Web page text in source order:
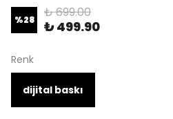
%28 ₺ 699.00
₺ 499.90
Renk
dijital baskı